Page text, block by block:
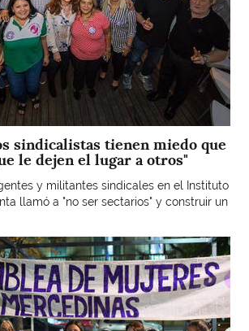
sindicalistas tienen miedo que
le dejen el lugar a otros"
y militantes sindicales en el Instituto
llamó a "no ser sectarios" y construir un